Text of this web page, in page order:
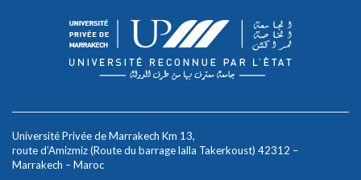
Université Privée de Marrakech Km 13,
route d’Amizmiz (Route du barrage lalla Takerkoust) 42312 –
Marrakech – Maroc